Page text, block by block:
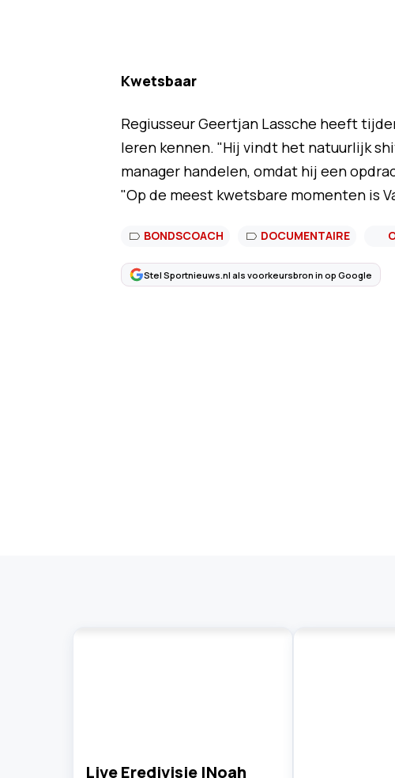
Kwetsbaar
Regiusseur Geertjan Lassche heeft
leren kennen. "Hij vindt het natuurlijk
manager handelen, omdat hij een
"Op de meest kwetsbare momenten is
BONDSCOACH DOCUMENTAIRE
Stel Sportnieuws.nl als voorkeursbron in op Google
Live Eredivisie |Noah